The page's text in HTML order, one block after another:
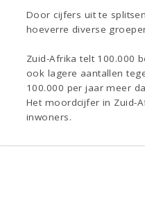
Door cijfers uit te
hoeverre diverse
Zuid-Afrika telt 100.000
ook lagere aantallen
100.000 per jaar meer
Het moordcijfer in Zuid-
inwoners.